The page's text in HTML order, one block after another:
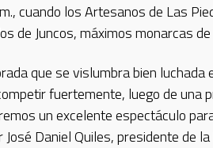
cuando los Artesanos de Las
de Juncos, máximos monarcas
que se vislumbra bien luchada
fuertemente, luego de una
un excelente espectáculo
Daniel Quiles, presidente de la